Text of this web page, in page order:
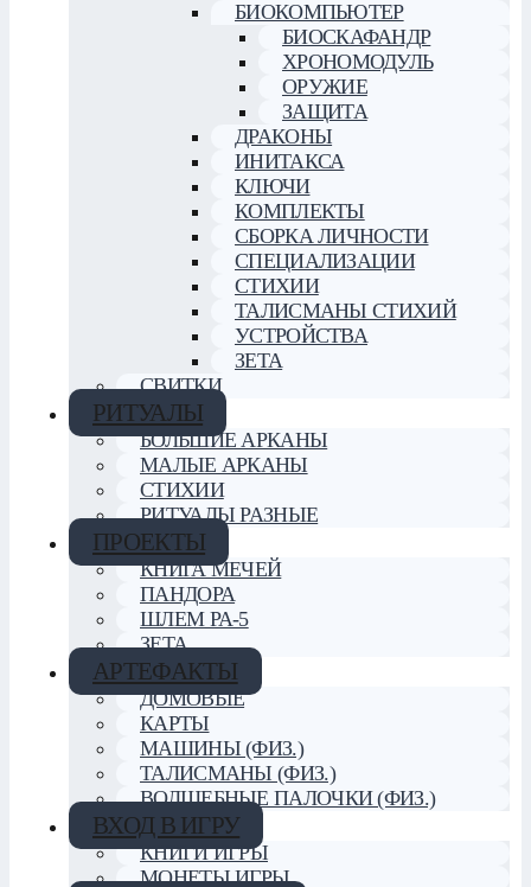
БИОКОМПЬЮТЕР
БИОСКАФАНДР
ХРОНОМОДУЛЬ
ОРУЖИЕ
ЗАЩИТА
ДРАКОНЫ
ИНИТАКСА
КЛЮЧИ
КОМПЛЕКТЫ
СБОРКА ЛИЧНОСТИ
СПЕЦИАЛИЗАЦИИ
СТИХИИ
ТАЛИСМАНЫ СТИХИЙ
УСТРОЙСТВА
ЗЕТА
СВИТКИ
РИТУАЛЫ
БОЛЬШИЕ АРКАНЫ
МАЛЫЕ АРКАНЫ
СТИХИИ
РИТУАЛЫ РАЗНЫЕ
ПРОЕКТЫ
КНИГА МЕЧЕЙ
ПАНДОРА
ШЛЕМ РА-5
ЗЕТА
АРТЕФАКТЫ
ДОМОВЫЕ
КАРТЫ
МАШИНЫ (ФИЗ.)
ТАЛИСМАНЫ (ФИЗ.)
ВОЛШЕБНЫЕ ПАЛОЧКИ (ФИЗ.)
ВХОД В ИГРУ
КНИГИ ИГРЫ
МОНЕТЫ ИГРЫ